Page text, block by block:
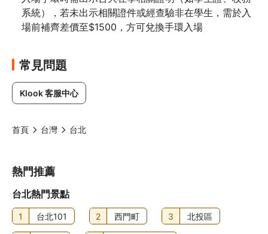
系統），若未出示相關證件或經查驗非在學生，需於入
場前補齊差價至$1500，方可兌換手環入場
常見問題
Klook 客服中心
首頁 台灣 台北
熱門推薦
台北熱門景點
1 台北101 2 西門町 3 北投區